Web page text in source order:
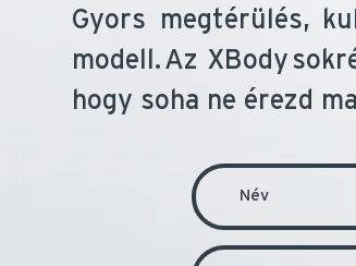
Gyors megtérülés,
modell. Az XBody
hogy soha ne érezd